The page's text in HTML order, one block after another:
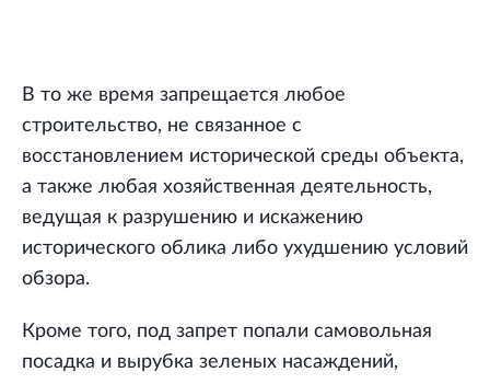
В то же время запрещается любое
строительство, не связанное с
восстановлением исторической среды объекта,
а также любая хозяйственная деятельность,
ведущая к разрушению и искажению
исторического облика либо ухудшению условий
обзора.
Кроме того, под запрет попали самовольная
посадка и вырубка зеленых насаждений,